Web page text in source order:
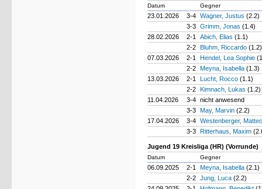
Datum Gegner
23.01.2026 3-4 Wagner, Justus (2.2)
3-3 Grimm, Jonas (1.4)
28.02.2026
2-1 Abich, Elias (1.1)
2-2 Bluhm, Riccardo (1.2)
07.03.2026
2-1 Hendel, Lea Sophie
2-2 Meyna, Isabella (1.3)
13.03.2026
2-1 Lucht, Rocco (1.1)
2-2 Kimnach, Lukas (1.2)
11.04.2026
3-4 nicht anwesend
3-3 May, Marvin (2.2)
17.04.2026
3-4 Westenberger,
3-3 Ritterhaus, Maxim
Jugend 19 Kreisliga (HR) (Vorrunde)
Datum Gegner
06.09.2025 2-1 Meyna, Isabella (2.1)
2-2 Jung, Luca (2.2)